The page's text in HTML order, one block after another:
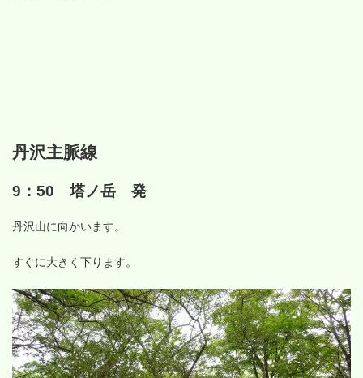
丹沢主脈線
9：50 塔ノ岳 発
丹沢山に向かいます。
すぐに大きく下ります。